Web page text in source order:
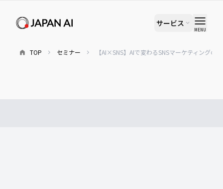
サービス
MENU
TOP セミナー 【AI×SNS】AIで変わるSNSマーケティングの